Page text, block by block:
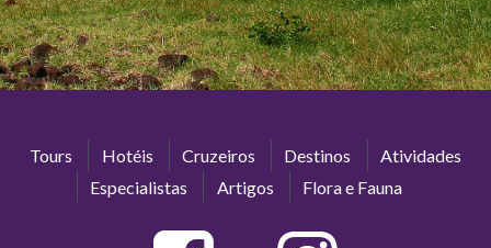
Tours Hotéis Cruzeiros Destinos
Atividades
Especialistas
Artigos Flora e Fauna